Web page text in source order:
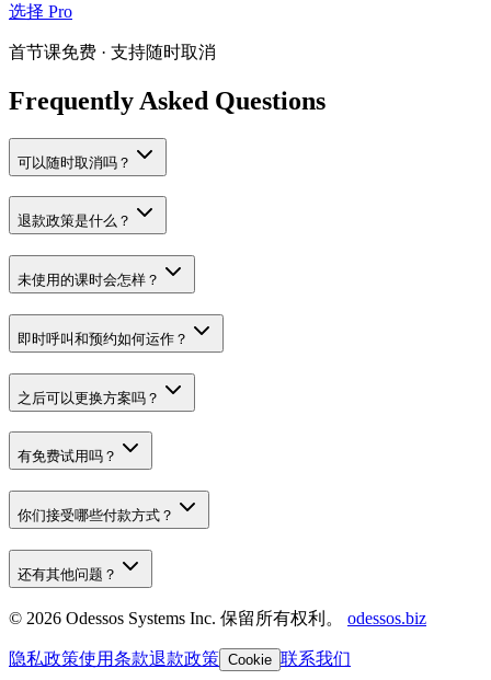
选择 Pro
首节课免费 · 支持随时取消
Frequently Asked Questions
可以随时取消吗？
退款政策是什么？
未使用的课时会怎样？
即时呼叫和预约如何运作？
之后可以更换方案吗？
有免费试用吗？
你们接受哪些付款方式？
还有其他问题？
© 2026 Odessos Systems Inc. 保留所有权利。 odessos.biz
隐私政策使用条款退款政策 Cookie 联系我们